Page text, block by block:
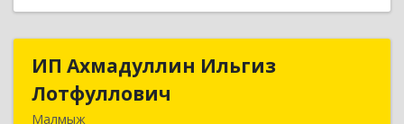
ИП Ахмадуллин Ильгиз
Лотфуллович
Малмыж
ИП Ахмадуллин Ильгиз